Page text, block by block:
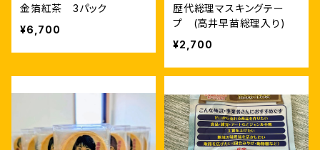
金箔紅茶 3パック
¥6,700
歴代総理マスキングテー
プ (高井早苗総理入り)
¥2,700